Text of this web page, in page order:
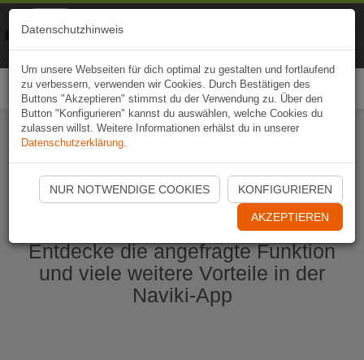
Naviki App jetzt öffnen
Entdecke die angefragte Funktion
und viele weitere Vorteile in der
Naviki-App
Datenschutzhinweis
Um unsere Webseiten für dich optimal zu gestalten und fortlaufend
zu verbessern, verwenden wir Cookies. Durch Bestätigen des
Buttons "Akzeptieren" stimmst du der Verwendung zu. Über den
Button "Konfigurieren" kannst du auswählen, welche Cookies du
zulassen willst. Weitere Informationen erhälst du in unserer
Datenschutzerklärung.
NUR NOTWENDIGE COOKIES KONFIGURIEREN
AKZEPTIEREN
Naviki